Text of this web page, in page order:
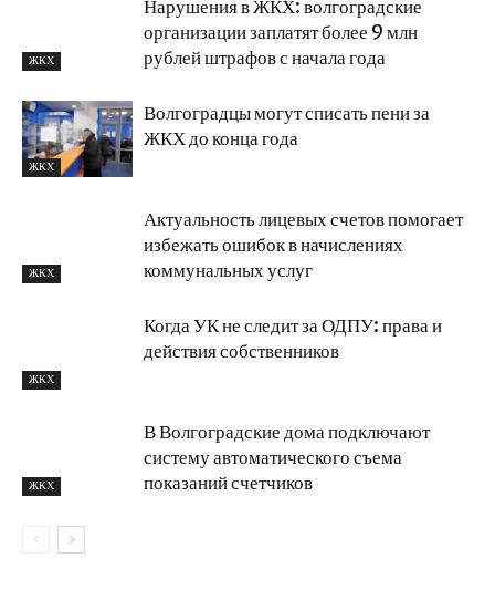
ЖКХ
Нарушения в ЖКХ: волгоградские
организации заплатят более 9 млн
рублей штрафов с начала года
ЖКХ
Волгоградцы могут списать пени за
ЖКХ до конца года
ЖКХ
Актуальность лицевых счетов помогает
избежать ошибок в начислениях
коммунальных услуг
ЖКХ
Когда УК не следит за ОДПУ: права и
действия собственников
ЖКХ
В Волгоградские дома подключают
систему автоматического съема
показаний счетчиков